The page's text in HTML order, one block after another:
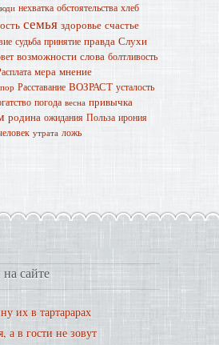
нехватка обстоятельства хлеб
семья здоровье счастье
судьба принятие правда Слухи
возможности слова болтливость
мера мнение
Расставание ВОЗРАСТ усталость
погода весна привычка
родина ожидания Польза ирония
утрата ложь
сайте
их в тартарарах
а в гости не зовут